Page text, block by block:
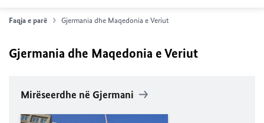
Faqja e parë Gjermania dhe Maqedonia e Veriut
Gjermania dhe Maqedonia e Veriut
Mirëseerdhe në Gjermani